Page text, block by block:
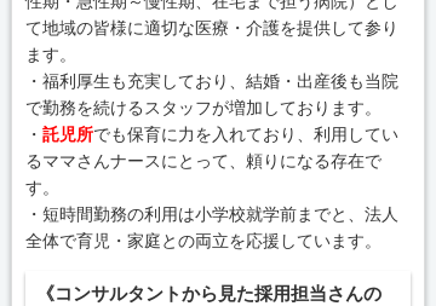
て地域の皆様に適切な医療・介護を提供して参り
ます。
・福利厚生も充実しており、結婚・出産後も当院
で勤務を続けるスタッフが増加しております。
・託児所でも保育に力を入れており、利用してい
るママさんナースにとって、頼りになる存在で
す。
・短時間勤務の利用は小学校就学前までと、法人
全体で育児・家庭との両立を応援しています。
《コンサルタントから見た採用担当さんの